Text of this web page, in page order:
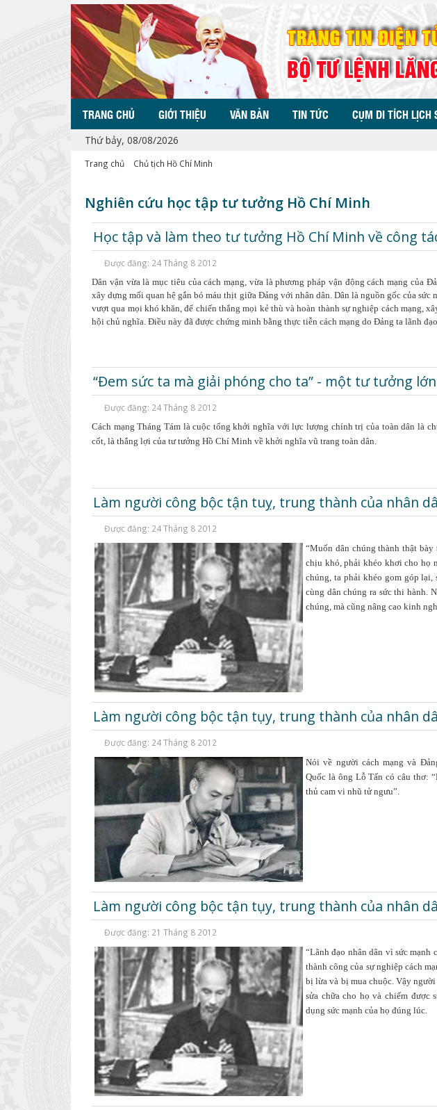
TRANG CHỦ GIỚI THIỆU VĂN BẢN TIN TỨC CỤM DI TÍCH LỊCH
Thứ bảy, 08/08/2026
Trang chủ Chủ tịch Hồ Chí Minh
Nghiên cứu học tập tư tưởng Hồ Chí Minh
Học tập và làm theo tư tưởng Hồ Chí Minh về công
Được đăng: 24 Tháng 8 2012
Dân vận vừa là mục tiêu của cách mạng, vừa là phương pháp vận động cách mạng của
xây dựng mối quan hệ gắn bó máu thịt giữa Đảng với nhân dân. Dân là nguồn gốc của
vượt qua mọi khó khăn, để chiến thắng mọi kẻ thù và hoàn thành sự nghiệp cách mạng,
hội chủ nghĩa. Điều này đã được chứng minh bằng thực tiễn cách mạng do Đảng ta lãnh
“Đem sức ta mà giải phóng cho ta” - một tư tưởng lớn
Được đăng: 24 Tháng 8 2012
Cách mạng Tháng Tám là cuộc tổng khởi nghĩa với lực lượng chính trị của toàn dân là
cốt, là thắng lợi của tư tưởng Hồ Chí Minh về khởi nghĩa vũ trang toàn dân.
Làm người công bộc tận tuỵ, trung thành của nhân
Được đăng: 24 Tháng 8 2012
“Muốn dân chúng thành thật
chịu khó, phải khéo khơi cho họ
chúng, ta phải khéo gom góp
cùng dân chúng ra sức thi hành.
chúng, mà cũng nâng cao kinh
Làm người công bộc tận tụy, trung thành của nhân
Được đăng: 24 Tháng 8 2012
Nói về người cách mạng và
Quốc là ông Lỗ Tấn có câu thơ:
thủ cam vi nhũ tử ngưu”.
Làm người công bộc tận tụy, trung thành của nhân
Được đăng: 21 Tháng 8 2012
“Lãnh đạo nhân dân vì sức
thành công của sự nghiệp cách
bị lừa và bị mua chuộc. Vậy
sửa chữa cho họ và chiếm được
dụng sức mạnh của họ đúng lúc.